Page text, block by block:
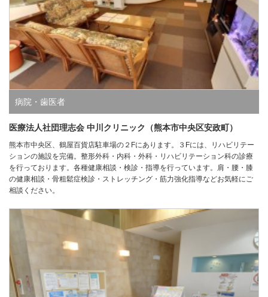
病院・歯医者
医療法人社団理志会 中川クリニック（熊本市中央区安政町）
熊本市中央区、鶴屋百貨店駐車場の２Fにあります。３Fには、リハビリテー
ションの施設を完備。整形外科・内科・外科・リハビリテーション科の診療
を行っております。各種健康相談・検診・指導を行っています。肩・腰・膝
の健康相談・骨粗鬆症検診・ストレッチング・筋力強化指導などお気軽にご
相談ください。